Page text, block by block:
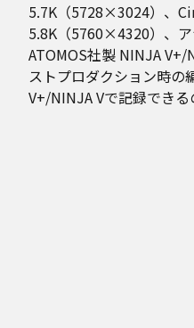
5.7K（5728×3024）、
5.8K（5760×4320）、
ATOMOS社製 NINJA
ストプロダクション時の
V+/NINJA Vで記録できる